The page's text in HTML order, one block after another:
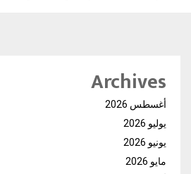
Archives
أغسطس 2026
يوليو 2026
يونيو 2026
مايو 2026